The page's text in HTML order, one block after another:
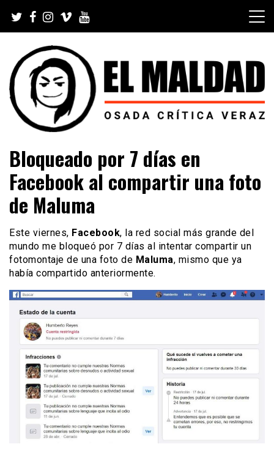
content
El Maldad
Viral y Youtube
Bloqueado por 7 días en
Facebook al compartir una foto
de Maluma
Este viernes, Facebook, la red social más grande del
mundo me bloqueó por 7 días al intentar compartir un
fotomontaje de una foto de Maluma, mismo que ya
había compartido anteriormente.